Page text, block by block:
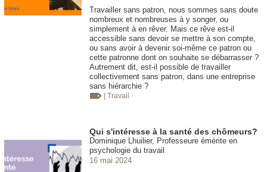
Travailler sans patron, nous sommes sans doute
nombreux et nombreuses à y songer, ou
simplement à en rêver. Mais ce rêve est-il
accessible sans devoir se mettre à son compte,
ou sans avoir à devenir soi-même ce patron ou
cette patronne dont on souhaite se débarrasser ?
Autrement dit, est-il possible de travailler
collectivement sans patron, dans une entreprise
sans hiérarchie ?
| Travail
Qui s'intéresse à la santé des chômeurs?
Dominique Lhuilier, Professeure émérite en
psychologie du travail
16 mai 2024